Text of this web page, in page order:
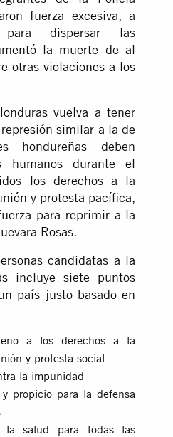
fuerza excesiva, a
dispersar las
la muerte de al
otras violaciones a los
vuelva a tener
similar a la de
hondureñas deben
humanos durante el
los derechos a la
y protesta pacífica,
para reprimir a la
Rosas.
candidatas a la
incluye siete puntos
país justo basado en
a los derechos a la
y protesta social
la impunidad
propicio para la defensa
la salud para todas las